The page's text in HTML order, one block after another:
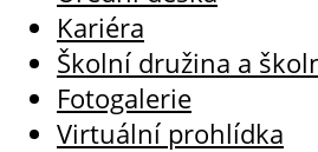
Kariéra
Školní družina a
Fotogalerie
Virtuální prohlídka